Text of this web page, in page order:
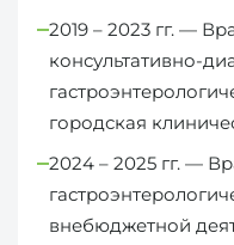
2019 – 2023 гг. —
консультативно-
городская
2024 – 2025 гг. —
внебюджетной